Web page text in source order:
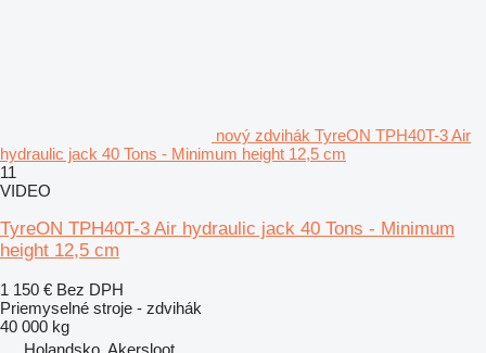
nový zdvihák TyreON TPH40T-3 Air
hydraulic jack 40 Tons - Minimum height 12,5 cm
11
VIDEO
TyreON TPH40T-3 Air hydraulic jack 40 Tons - Minimum
height 12,5 cm
1 150 € Bez DPH
Priemyselné stroje - zdvihák
40 000 kg
Holandsko, Akersloot